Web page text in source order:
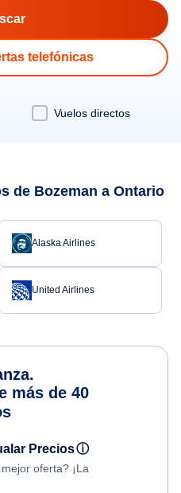
telefónicas
Vuelos directos
de Bozeman a Ontario
Alaska Airlines
United Airlines
más de 40
Preciosⓘ
oferta? ¡La